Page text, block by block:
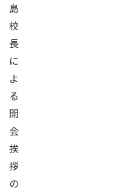
島
校
長
に
よ
る
開
会
挨
拶
の